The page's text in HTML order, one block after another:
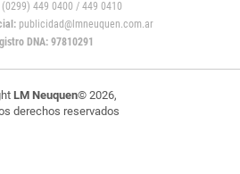
(0299) 449 0400 / 449 0410
publicidad@lmneuquen.com.ar
DNA: 97810291
LM Neuquen© 2026,
derechos reservados